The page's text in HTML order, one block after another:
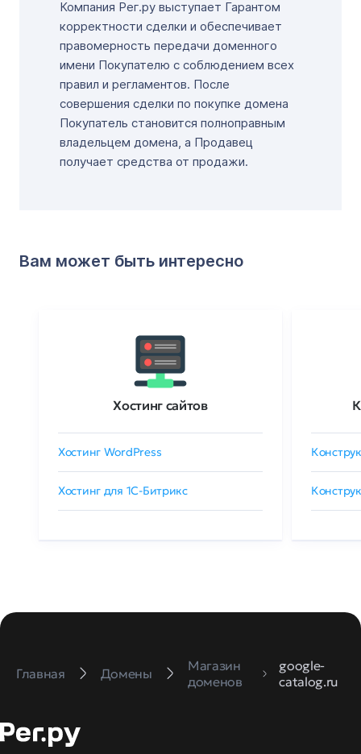
Компания Рег.ру выступает Гарантом
корректности сделки и обеспечивает
правомерность передачи доменного
имени Покупателю с соблюдением всех
правил и регламентов. После
совершения сделки по покупке домена
Покупатель становится полноправным
владельцем домена, а Продавец
получает средства от продажи.
Вам может быть интересно
Хостинг сайтов
Хостинг WordPress
Хостинг для 1C-Битрикс
Главная Домены
Магазин
доменов
google-
catalog.ru